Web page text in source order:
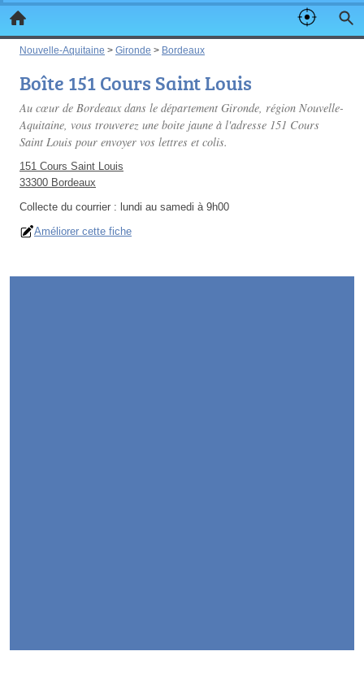
Nouvelle-Aquitaine > Gironde > Bordeaux
Boîte 151 Cours Saint Louis
Au cœur de Bordeaux dans le département Gironde, région Nouvelle-
Aquitaine, vous trouverez une boite jaune à l'adresse 151 Cours
Saint Louis pour envoyer vos lettres et colis.
151 Cours Saint Louis
33300 Bordeaux
Collecte du courrier : lundi au samedi à 9h00
Améliorer cette fiche